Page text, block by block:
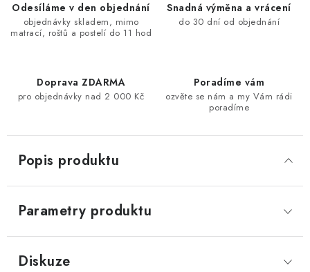
Odesíláme v den objednání
objednávky skladem, mimo
matrací, roštů a postelí do 11 hod
Snadná výměna a vrácení
do 30 dní od objednání
Doprava ZDARMA
pro objednávky nad 2 000 Kč
Poradíme vám
ozvěte se nám a my Vám rádi
poradíme
Popis produktu
Parametry produktu
Diskuze